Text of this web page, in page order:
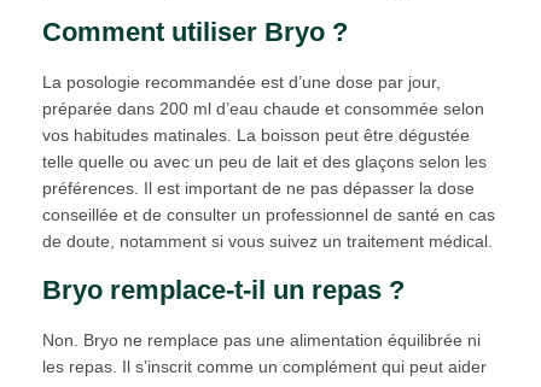
Comment utiliser Bryo ?
La posologie recommandée est d’une dose par jour,
préparée dans 200 ml d’eau chaude et consommée selon
vos habitudes matinales. La boisson peut être dégustée
telle quelle ou avec un peu de lait et des glaçons selon les
préférences. Il est important de ne pas dépasser la dose
conseillée et de consulter un professionnel de santé en cas
de doute, notamment si vous suivez un traitement médical.
Bryo remplace-t-il un repas ?
Non. Bryo ne remplace pas une alimentation équilibrée ni
les repas. Il s’inscrit comme un complément qui peut aider